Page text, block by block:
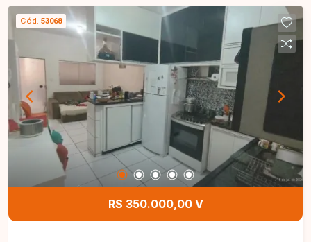
Cód. 53068
R$ 350.000,00 V